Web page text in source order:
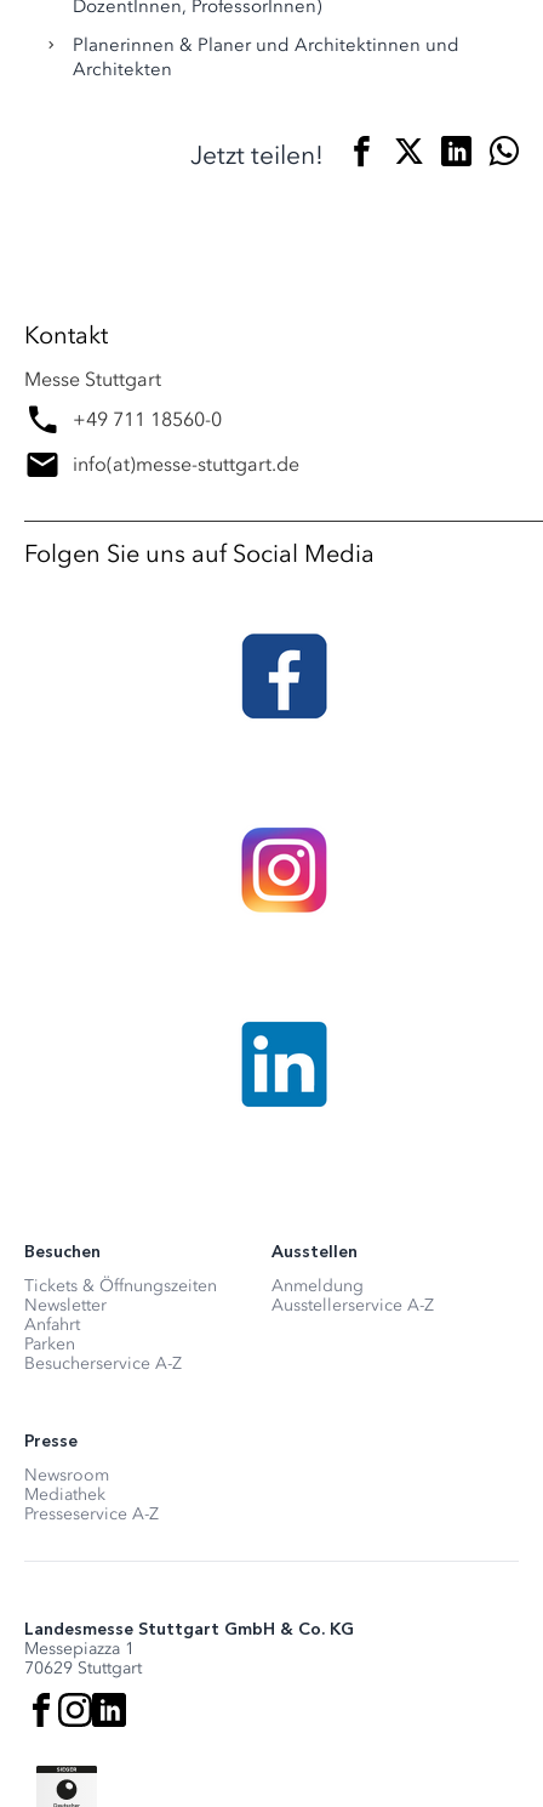
DozentInnen, ProfessorInnen)
Planerinnen & Planer und Architektinnen und
Architekten
Jetzt teilen!
Kontakt
Messe Stuttgart
+49 711 18560-0
info(at)messe-stuttgart.de
Folgen Sie uns auf Social Media
Besuchen
Tickets & Öffnungszeiten
Newsletter
Anfahrt
Parken
Besucherservice A-Z
Ausstellen
Anmeldung
Ausstellerservice A-Z
Presse
Newsroom
Mediathek
Presseservice A-Z
Landesmesse Stuttgart GmbH & Co. KG
Messepiazza 1
70629 Stuttgart